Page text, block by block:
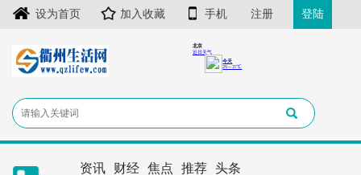
设为首页 加入收藏 手机 注册 登陆
资讯 财经 焦点 推荐
头条